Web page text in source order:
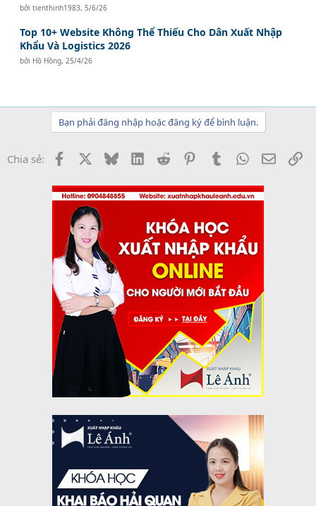
bởitienthinh1983, 5/6/26
Top 10+ Website Không Thể Thiếu Cho Dân Xuất Nhập
Khẩu Và Logistics 2026
bởi Hồ Hồng, 25/4/26
Bạn phải đăng nhập hoặc đăng ký để bình luận.
Chia sẻ: Facebook BlueskyLinkedInReddit PinterestTumblrWhatsApp
Email